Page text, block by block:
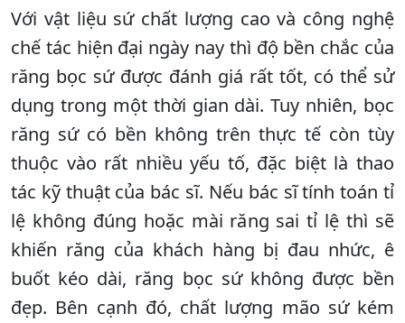
Với vật liệu sứ chất lượng cao và công nghệ
chế tác hiện đại ngày nay thì độ bền chắc của
răng bọc sứ được đánh giá rất tốt, có thể sử
dụng trong một thời gian dài. Tuy nhiên, bọc
răng sứ có bền không trên thực tế còn tùy
thuộc vào rất nhiều yếu tố, đặc biệt là thao
tác kỹ thuật của bác sĩ. Nếu bác sĩ tính toán tỉ
lệ không đúng hoặc mài răng sai tỉ lệ thì sẽ
khiến răng của khách hàng bị đau nhức, ê
buốt kéo dài, răng bọc sứ không được bền
đẹp. Bên cạnh đó, chất lượng mão sứ kém